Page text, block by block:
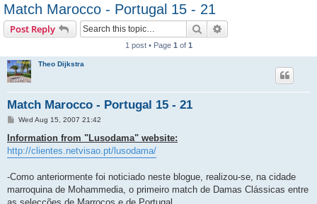
Match Marocco - Portugal 15 - 21
Post Reply Search
1 post • Page 1 of 1
Theo Dijkstra
Match Marocco - Portugal 15 - 21
P
s
t
Wed Aug 15, 2007 21:42
Information from "Lusodama" website:
http://clientes.netvisao.pt/lusodama/
-Como anteriormente foi noticiado neste blogue, realizou-se, na cidade
marroquina de Mohammedia, o primeiro match de Damas Clássicas entre